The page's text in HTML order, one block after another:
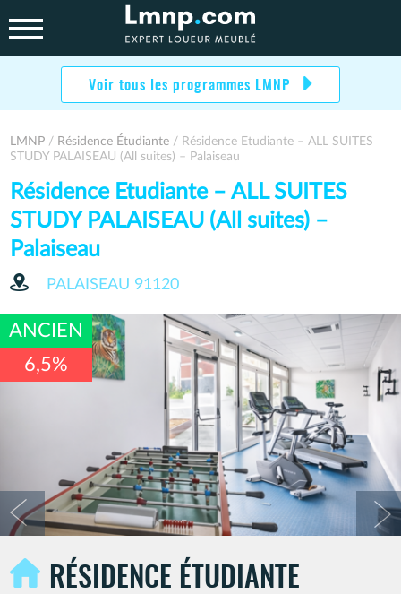
to
content
Voir tous les programmes LMNP
Résidence Etudiante – ALL SUITES
STUDY PALAISEAU (All suites) –
Palaiseau
PALAISEAU 91120
ANCIEN
6,5%
RÉSIDENCE ÉTUDIANTE
LMNP / Résidence Étudiante / Résidence Etudiante – ALL SUITES
STUDY PALAISEAU (All suites) – Palaiseau